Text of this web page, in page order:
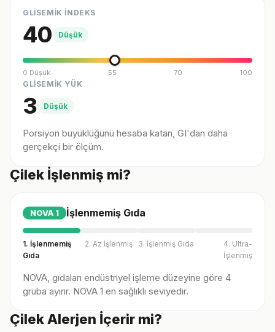
GLİSEMİK İNDEKS
40 Düşük
0 Düşük 55 70 100
GLİSEMİK YÜK
3 Düşük
Porsiyon büyüklüğünü hesaba katan, GI'dan daha
gerçekçi bir ölçüm.
Çilek İşlenmiş mi?
NOVA 1 İşlenmemiş Gıda
1. İşlenmemiş
Gıda
2. Az İşlenmiş 3. İşlenmiş Gıda
4. Ultra-
İşlenmiş
NOVA, gıdaları endüstriyel işleme düzeyine göre 4
gruba ayırır. NOVA 1 en sağlıklı seviyedir.
Çilek Alerjen İçerir mi?